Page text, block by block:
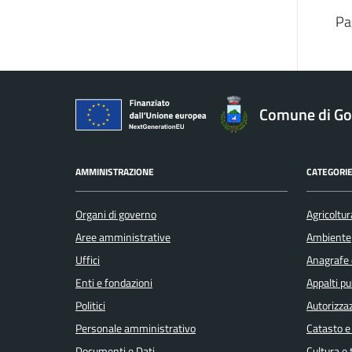
Comune di
AMMINISTRAZIONE
Organi di governo
Aree amministrative
Uffici
Enti e fondazioni
Politici
Personale amministrativo
Ambiente
Appalti
Catasto